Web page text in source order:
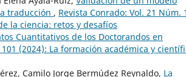
traducción , Revista Conrado: Vol. 21 Núm.
la ciencia: retos y desafíos
Cuantitativos de los Doctorandos en
(2024): La formación académica y
Camilo Jorge Bermúdez Reynaldo, La